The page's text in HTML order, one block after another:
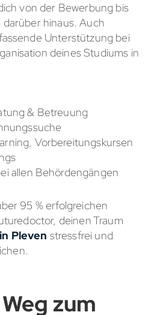
von der Bewerbung bis
hinaus. Auch
Unterstützung bei
deines Studiums in
& Betreuung
Vorbereitungskursen
allen Behördengängen
95 % erfolgreichen
deinen Traum
Pleven stressfrei und
zum